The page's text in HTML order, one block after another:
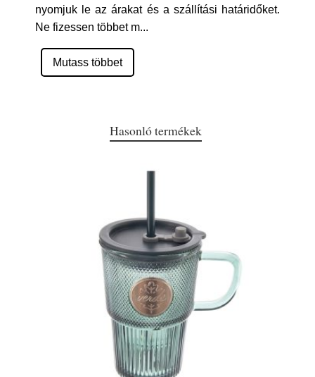
nyomjuk le az árakat és a szállítási határidőket.
Ne fizessen többet m...
Mutass többet
Hasonló termékek